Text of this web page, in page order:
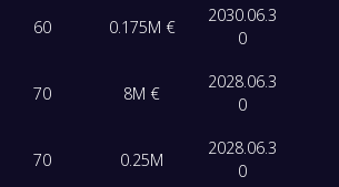
60 0.175M €
2030.06.3
0
70 8M €
2028.06.3
0
70 0.25M
2028.06.3
0